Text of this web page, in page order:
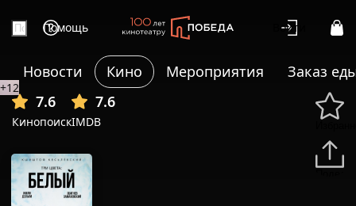
Помощь Войти
Новости Кино Мероприятия
Заказ
7.6
Кинопоиск
7.6
IMDB
+12